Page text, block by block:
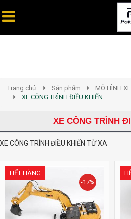
Trang chủ Sản phẩm
MÔ HÌNH
XE CÔNG TRÌNH ĐIỀU KHIỂN
XE CÔNG TRÌNH
XE CÔNG TRÌNH ĐIỀU KHIỂN TỪ XA
HẾT HÀNG
-17%